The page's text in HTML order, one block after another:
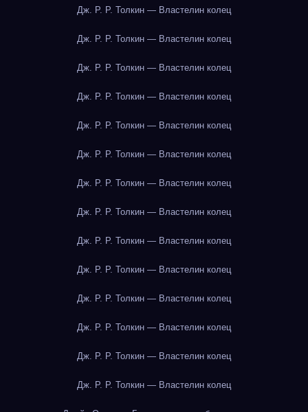
Дж. Р. Р. Толкин — Властелин колец
Дж. Р. Р. Толкин — Властелин колец
Дж. Р. Р. Толкин — Властелин колец
Дж. Р. Р. Толкин — Властелин колец
Дж. Р. Р. Толкин — Властелин колец
Дж. Р. Р. Толкин — Властелин колец
Дж. Р. Р. Толкин — Властелин колец
Дж. Р. Р. Толкин — Властелин колец
Дж. Р. Р. Толкин — Властелин колец
Дж. Р. Р. Толкин — Властелин колец
Дж. Р. Р. Толкин — Властелин колец
Дж. Р. Р. Толкин — Властелин колец
Дж. Р. Р. Толкин — Властелин колец
Дж. Р. Р. Толкин — Властелин колец